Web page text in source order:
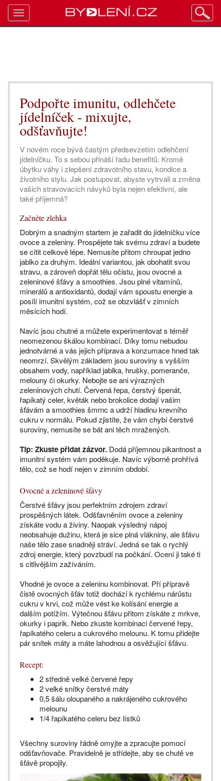
Podpořte imunitu, odlehčete
jídelníček - mixujte,
odšťavňujte!
V novém roce bývá častým předsevzetím odlehčení
jídelníčku. To s sebou přináší řadu benefitů. Kromě
úbytku váhy i zlepšení zdravotního stavu, kondice a
životního stylu. Jak postupovat, abyste vytrvali a změna
vašich stravovacích návyků byla nejen efektivní, ale
také příjemná?
Začněte zlehka
Dobrým a snadným startem je zařadit do jídelníčku více
ovoce a zeleniny. Prospějete tak svému zdraví a budete
se cítit celkově lépe. Nemusíte přitom chroupat jedno
jablko za druhým. Ideální variantou, jak obohatit svou
stravu, a zároveň dopřát tělu očistu, jsou ovocné a
zeleninové šťávy a smoothies. Jsou plné vitamínů,
minerálů a antioxidantů, dodají vám spoustu energie a
posílí imunitní systém, což se obzvlášť v zimních
měsících hodí.
Navíc jsou chutné a můžete experimentovat s téměř
neomezenou škálou kombinací. Díky tomu nebudou
jednotvárné a vás jejich příprava a konzumace hned tak
neomrzí. Skvělým základem jsou suroviny s vyšším
obsahem vody, například jablka, hrušky, pomeranče,
melouny či okurky. Nebojte se ani výrazných
zeleninových chutí. Červená řepa, čerstvý špenát,
řapíkatý celer, květák nebo brokolice dodají vašim
šťávám a smoothies šmrnc a udrží hladinu krevního
cukru v normálu. Pokud zjistíte, že vám chybí čerstvé
suroviny, nemusíte se bát ani těch mražených.
Tip: Zkuste přidat zázvor. Dodá příjemnou pikantnost a
imunitní systém vám poděkuje. Navíc výborně prohřívá
tělo, což se hodí nejen v zimním období.
Ovocné a zeleninové šťávy
Čerstvé šťávy jsou perfektním zdrojem zdraví
prospěšných látek. Odšťavněním ovoce a zeleniny
získáte vodu a živiny. Naopak výsledný nápoj
neobsahuje dužinu, která je sice plná vlákniny, ale šťávu
naše tělo zase snadněji stráví. Jedná se tak o rychlý
zdroj energie, který povzbudí na počkání. Ocení ji také ti
s citlivějším zažíváním.
Vhodné je ovoce a zeleninu kombinovat. Pří přípravě
čistě ovocných šťáv totiž dochází k rychlému nárůstu
cukru v krvi, což může vést ke kolísání energie a
dalším potížím. Výtečnou šťávu přitom získáte z mrkve,
okurky i paprik. Nebo zkuste kombinaci červené řepy,
řapíkatého celeru a cukrového melounu. K tomu přidejte
pár snítek máty a máte lahodnou a osvěžující šťávu.
Recept:
2 středně velké červené řepy
2 velké snítky čerstvé máty
0,5 šálu oloupaného a nakrájeného cukrového
melounu
1/4 řapíkatého celeru bez lístků
Všechny suroviny řádně omyjte a zpracujte pomocí
odšťavňovače. Pravidelně je střídejte, aby se chutě ve
šťávě propojily.
Toggle
navigation